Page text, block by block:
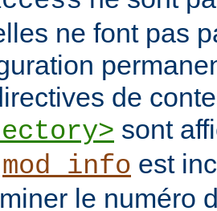
ne font pas
de
sont
mod_info est
le numéro